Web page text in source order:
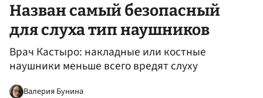
Назван самый безопасный
для слуха тип наушников
Врач Кастыро: накладные или костные
наушники меньше всего вредят слуху
Валерия Бунина